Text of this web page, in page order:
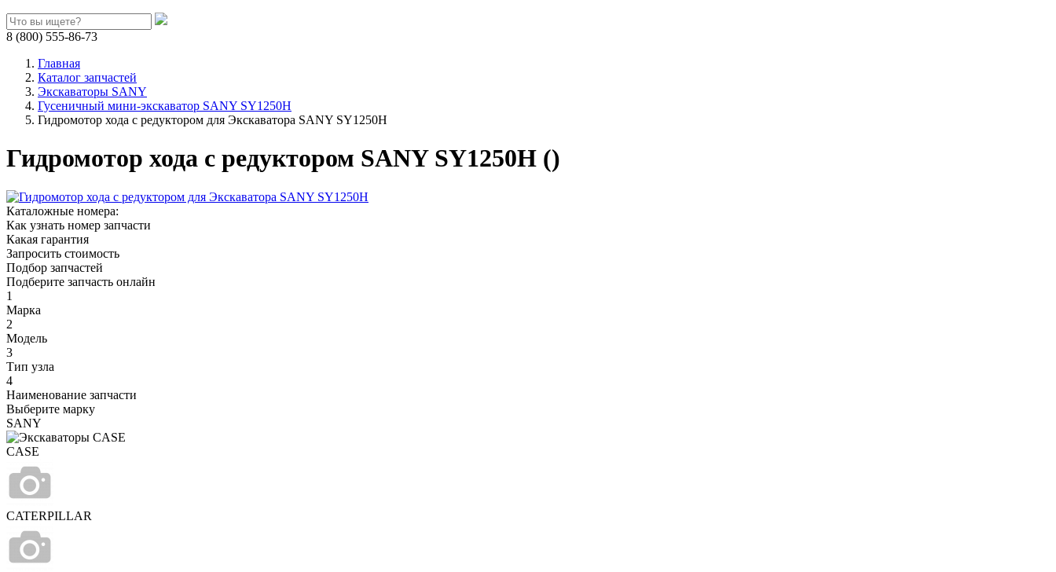
8 (800) 555-86-73
Главная
Каталог запчастей
Экскаваторы SANY
Гусеничный мини-экскаватор SANY SY1250H
Гидромотор хода с редуктором для Экскаватора SANY SY1250H
Гидромотор хода с редуктором SANY SY1250H ()
Каталожные номера:
Как узнать номер запчасти
Какая гарантия
Запросить стоимость
Подбор запчастей
Подберите запчасть онлайн
1
Марка
2
Модель
3
Тип узла
4
Наименование запчасти
Выберите марку
SANY
CASE
CATERPILLAR